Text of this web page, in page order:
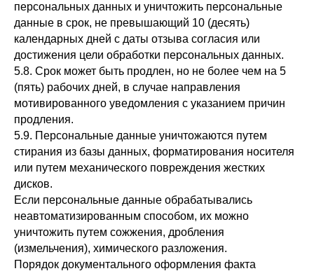
персональных данных и уничтожить персональные
данные в срок, не превышающий 10 (десять)
календарных дней с даты отзыва согласия или
достижения цели обработки персональных данных.
5.8. Срок может быть продлен, но не более чем на 5
(пять) рабочих дней, в случае направления
мотивированного уведомления с указанием причин
продления.
5.9. Персональные данные уничтожаются путем
стирания из базы данных, форматирования носителя
или путем механического повреждения жестких
дисков.
Если персональные данные обрабатывались
неавтоматизированным способом, их можно
уничтожить путем сожжения, дробления
(измельчения), химического разложения.
Порядок документального оформления факта